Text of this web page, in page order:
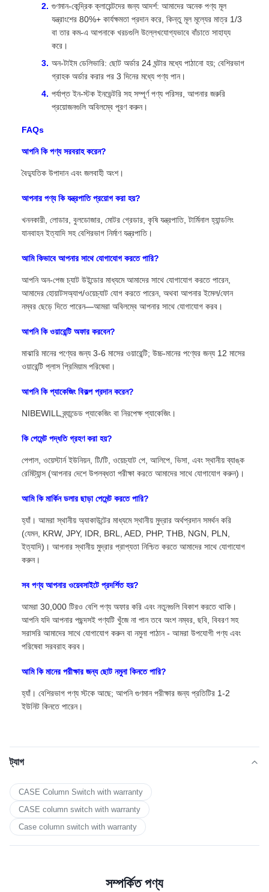
গুণমান-কেন্দ্রিক ক্লায়েন্টদের জন্য আদর্শ: আমাদের অনেক পণ্য মূল
যন্ত্রাংশের 80%+ কার্যক্ষমতা প্রদান করে, কিন্তু মূল মূল্যের মাত্র 1/3
বা তার কম-এ আপনাকে খরচগুলি উল্লেখযোগ্যভাবে বাঁচাতে সাহায্য
করে।
অন-টাইম ডেলিভারি: ছোট অর্ডার 24 ঘন্টার মধ্যে পাঠানো হয়; বেশিরভাগ
গ্রাহক অর্ডার করার পর 3 দিনের মধ্যে পণ্য পান।
পর্যাপ্ত ইন-স্টক ইনভেন্টরি সহ সম্পূর্ণ পণ্য পরিসর, আপনার জরুরি
প্রয়োজনগুলি অবিলম্বে পূরণ করুন।
FAQs
আপনি কি পণ্য সরবরাহ করেন?
বৈদ্যুতিক উপাদান এবং জলবাহী অংশ।
আপনার পণ্য কি যন্ত্রপাতি প্রয়োগ করা হয়?
খননকারী, লোডার, বুলডোজার, মোটর গ্রেডার, কৃষি যন্ত্রপাতি, টার্মিনাল হ্যান্ডলিং
যানবাহন ইত্যাদি সহ বেশিরভাগ নির্মাণ যন্ত্রপাতি।
আমি কিভাবে আপনার সাথে যোগাযোগ করতে পারি?
আপনি অন-পেজ চ্যাট উইন্ডোর মাধ্যমে আমাদের সাথে যোগাযোগ করতে পারেন,
আমাদের হোয়াটসঅ্যাপ/ওয়েচ্যাট যোগ করতে পারেন, অথবা আপনার ইমেল/ফোন
নম্বর ছেড়ে দিতে পারেন—আমরা অবিলম্বে আপনার সাথে যোগাযোগ করব।
আপনি কি ওয়ারেন্টি অফার করবেন?
মাঝারি মানের পণ্যের জন্য 3-6 মাসের ওয়ারেন্টি; উচ্চ-মানের পণ্যের জন্য 12 মাসের
ওয়ারেন্টি প্লাস প্রিমিয়াম পরিষেবা।
আপনি কি প্যাকেজিং বিকল্প প্রদান করেন?
NIBEWILL ব্র্যান্ডেড প্যাকেজিং বা নিরপেক্ষ প্যাকেজিং।
কি পেমেন্ট পদ্ধতি গ্রহণ করা হয়?
পেপাল, ওয়েস্টার্ন ইউনিয়ন, টি/টি, ওয়েচ্যাট পে, আলিপে, ভিসা, এবং স্থানীয় ব্যাঙ্ক
রেমিট্যান্স (আপনার দেশে উপলব্ধতা পরীক্ষা করতে আমাদের সাথে যোগাযোগ করুন)।
আমি কি মার্কিন ডলার ছাড়া পেমেন্ট করতে পারি?
হ্যাঁ। আমরা স্থানীয় অ্যাকাউন্টের মাধ্যমে স্থানীয় মুদ্রার অর্থপ্রদান সমর্থন করি
(যেমন, KRW, JPY, IDR, BRL, AED, PHP, THB, NGN, PLN,
ইত্যাদি)। আপনার স্থানীয় মুদ্রার প্রাপ্যতা নিশ্চিত করতে আমাদের সাথে যোগাযোগ
করুন।
সব পণ্য আপনার ওয়েবসাইটে প্রদর্শিত হয়?
আমরা 30,000 টিরও বেশি পণ্য অফার করি এবং নতুনগুলি বিকাশ করতে থাকি।
আপনি যদি আপনার পছন্দসই পণ্যটি খুঁজে না পান তবে অংশ নম্বর, ছবি, বিবরণ সহ
সরাসরি আমাদের সাথে যোগাযোগ করুন বা নমুনা পাঠান - আমরা উপযোগী পণ্য এবং
পরিষেবা সরবরাহ করব।
আমি কি মানের পরীক্ষার জন্য ছোট নমুনা কিনতে পারি?
হ্যাঁ। বেশিরভাগ পণ্য স্টকে আছে; আপনি গুণমান পরীক্ষার জন্য প্রতিটির 1-2
ইউনিট কিনতে পারেন।
ট্যাগ
CASE Column Switch with warranty
CASE column switch with warranty
Case column switch with warranty
সম্পর্কিত পণ্য